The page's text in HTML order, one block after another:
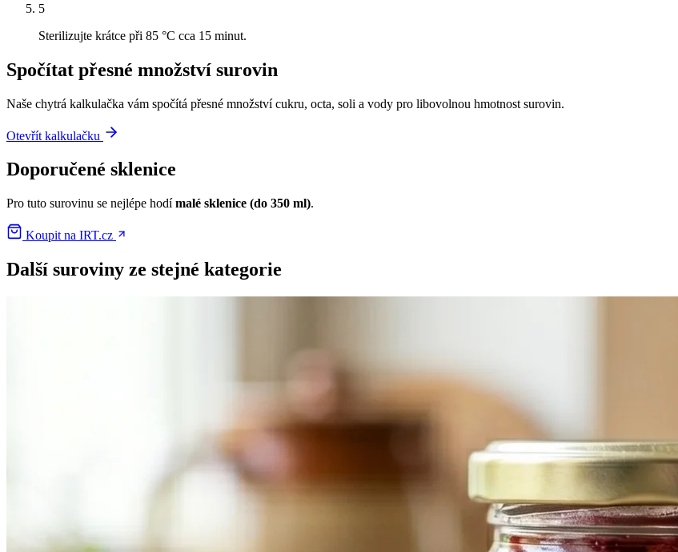
5
Sterilizujte krátce při 85 °C cca 15 minut.
Spočítat přesné množství surovin
Naše chytrá kalkulačka vám spočítá přesné množství cukru, octa, soli a vody pro libovolnou hmotnost surovin.
Otevřít kalkulačku
Doporučené sklenice
Pro tuto surovinu se nejlépe hodímalé sklenice (do 350 ml).
Koupit na IRT.cz
Další suroviny ze stejné kategorie